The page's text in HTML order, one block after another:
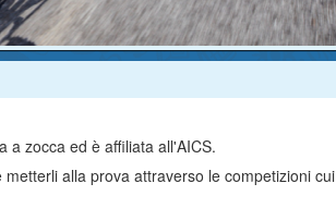
a zocca ed è affiliata all'AICS.
alla prova attraverso le competizioni cui